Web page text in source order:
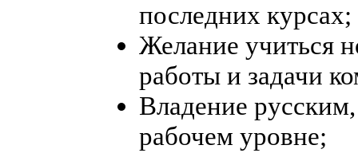
последних курсах;
Желание учиться
работы и задачи
Владение
рабочем уровне;